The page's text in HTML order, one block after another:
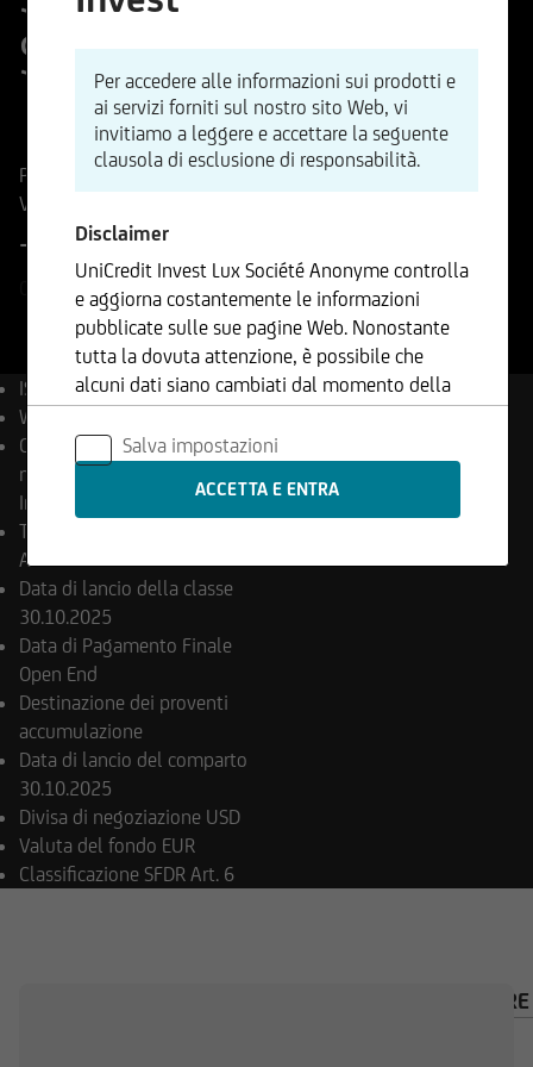
Strategy Fund C-USD
LU3046611946
Codice di Negoziazione
A4168D
Prezzo di riferimento
Variazione %
+1,36%+1,48 USD
04.08.2026
ISIN
LU3046611946
WKN
Compagnia di capital asset
management
Invest Lux S.A.
Tipo di prodotto
Azionari
Data di lancio della classe
30.10.2025
Data di Pagamento Finale
Open End
Destinazione dei proventi
accumulazione
Data di lancio del comparto
30.10.2025
Divisa di negoziazione USD
Valuta del fondo EUR
Classificazione SFDR Art. 6
Per accedere alle informazioni sui prodotti e
ai servizi forniti sul nostro sito Web, vi
invitiamo a leggere e accettare la seguente
clausola di esclusione di responsabilità.
Disclaimer
UniCredit Invest Lux Société Anonyme controlla
e aggiorna costantemente le informazioni
pubblicate sulle sue pagine Web. Nonostante
tutta la dovuta attenzione, è possibile che
alcuni dati siano cambiati dal momento della
loro pubblicazione. Pertanto, non ci assumiamo
alcuna responsabilità né forniamo garanzie in
merito all'aggiornamento, all'accuratezza o alla
completezza delle informazioni fornite. Lo
UniCredit Invest Lux Société Anonyme non è
responsabile del contenuto delle pagine Web a
cui si accede tramite collegamenti ipertestuali.
Inoltre, UniCredit Invest Lux Société Anonyme si
riserva il diritto di apportare modifiche o
aggiunte alle informazioni fornite.
Salva impostazioni